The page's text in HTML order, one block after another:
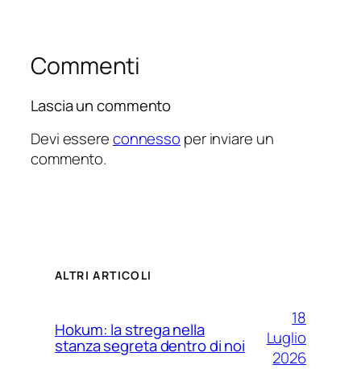
Commenti
Lascia un commento
Devi essereconnesso per inviare un
commento.
ALTRI ARTICOLI
Hokum: la strega nella
stanza segreta dentro di noi
18
Luglio
2026